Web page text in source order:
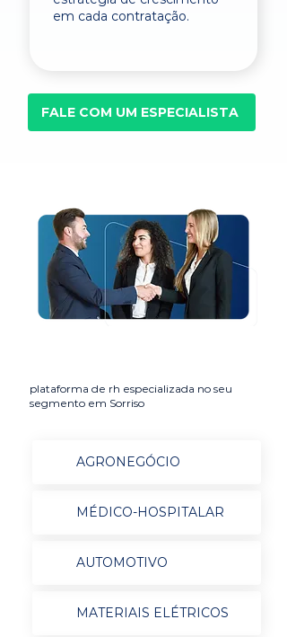
em cada contratação.
FALE COM UM ESPECIALISTA
plataforma de rh especializada no seu
segmento em Sorriso
AGRONEGÓCIO
MÉDICO-HOSPITALAR
AUTOMOTIVO
MATERIAIS ELÉTRICOS